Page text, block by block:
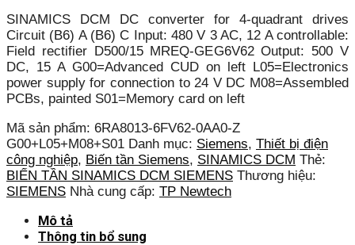
SINAMICS DCM DC converter for 4-quadrant drives
Circuit (B6) A (B6) C Input: 480 V 3 AC, 12 A controllable:
Field rectifier D500/15 MREQ-GEG6V62 Output: 500 V
DC, 15 A G00=Advanced CUD on left L05=Electronics
power supply for connection to 24 V DC M08=Assembled
PCBs, painted S01=Memory card on left
Mã sản phẩm: 6RA8013-6FV62-0AA0-Z
G00+L05+M08+S01 Danh mục: Siemens, Thiết bị điện
công nghiệp, Biến tần Siemens, SINAMICS DCM Thẻ:
BIẾN TẦN SINAMICS DCM SIEMENS Thương hiệu:
SIEMENS Nhà cung cấp: TP Newtech
Mô tả
Thông tin bổ sung